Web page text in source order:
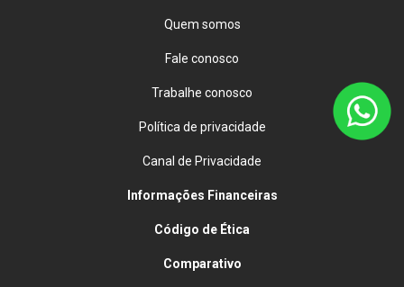
Quem somos
Fale conosco
Trabalhe conosco
Política de privacidade
Canal de Privacidade
Informações Financeiras
Código de Ética
Comparativo